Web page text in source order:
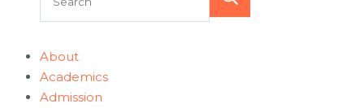
About
Academics
Admission